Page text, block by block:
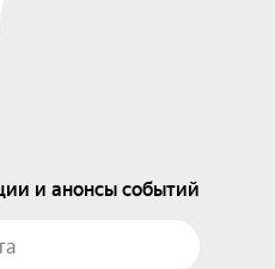
и анонсы событий